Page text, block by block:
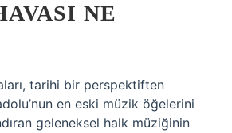
NE
tarihi bir perspektiften
en eski müzik öğelerini
geleneksel halk müziğinin